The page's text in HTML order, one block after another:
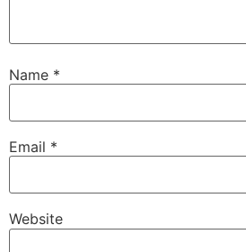
Name *
Email *
Website